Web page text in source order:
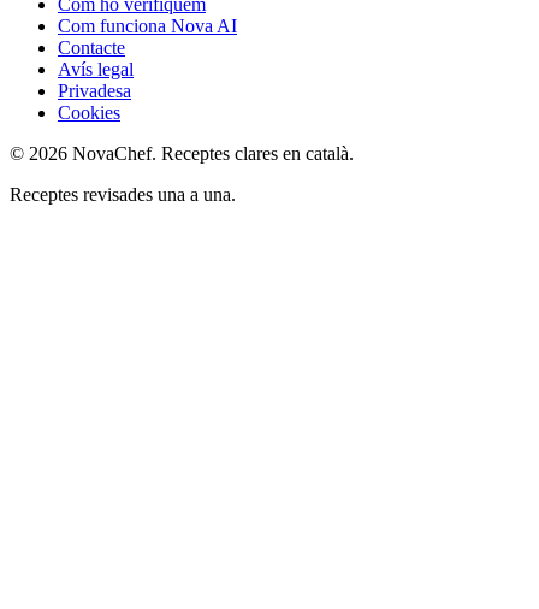
Com ho verifiquem
Com funciona Nova AI
Contacte
Avís legal
Privadesa
Cookies
© 2026 NovaChef. Receptes clares en català.
Receptes revisades una a una.